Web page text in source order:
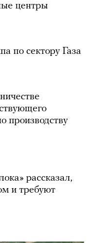
центры
по сектору Газа
производству
рассказал,
и требуют